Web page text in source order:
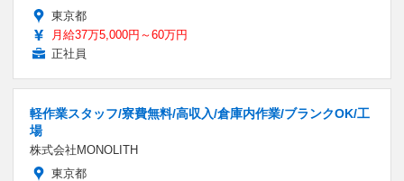
東京都
月給37万5,000円～60万円
正社員
軽作業スタッフ/寮費無料/高収入/倉庫内作業/ブランクOK/工
場
株式会社MONOLITH
東京都